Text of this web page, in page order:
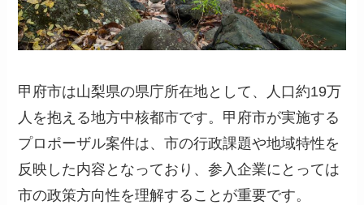
甲府市は山梨県の県庁所在地として、人口約19万
人を抱える地方中核都市です。甲府市が実施する
プロポーザル案件は、市の行政課題や地域特性を
反映した内容となっており、参入企業にとっては
市の政策方向性を理解することが重要です。